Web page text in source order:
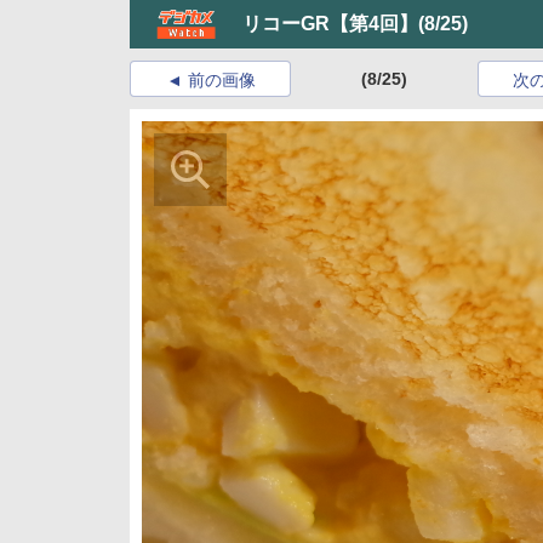
リコーGR【第4回】 (8/25)
前の画像 (8/25) 次